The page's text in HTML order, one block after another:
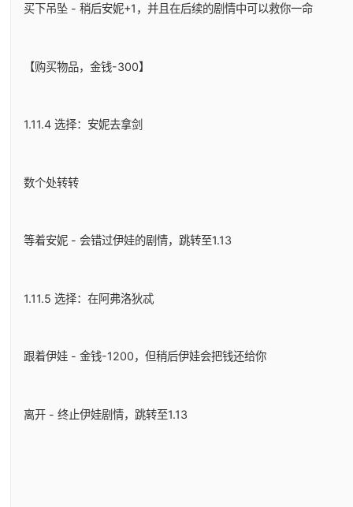
买下吊坠 - 稍后安妮+1，并且在后续的剧情中可以救你一命
【购买物品，金钱-300】
1.11.4 选择：安妮去拿剑
数个处转转
等着安妮 - 会错过伊娃的剧情，跳转至1.13
1.11.5 选择：在阿弗洛狄忒
跟着伊娃 - 金钱-1200，但稍后伊娃会把钱还给你
离开 - 终止伊娃剧情，跳转至1.13